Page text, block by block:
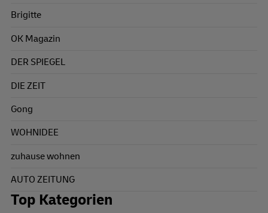
Brigitte
OK Magazin
DER SPIEGEL
DIE ZEIT
Gong
WOHNIDEE
zuhause wohnen
AUTO ZEITUNG
Top Kategorien